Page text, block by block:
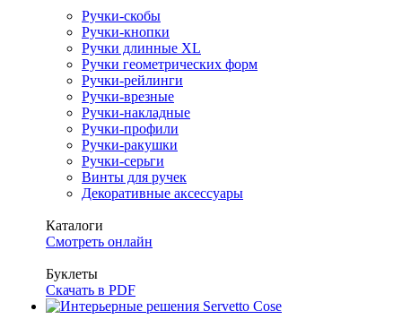
Ручки-скобы
Ручки-кнопки
Ручки длинные XL
Ручки геометрических форм
Ручки-рейлинги
Ручки-врезные
Ручки-накладные
Ручки-профили
Ручки-ракушки
Ручки-серьги
Винты для ручек
Декоративные аксессуары
Каталоги
Смотреть онлайн
Буклеты
Скачать в PDF